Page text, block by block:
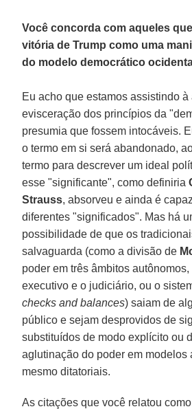
Você concorda com aqueles
vitória de Trump como uma
do modelo democrático
Eu acho que estamos assistindo à
evisceração dos princípios da
presumia que fossem intocáveis.
o termo em si será abandonado,
termo para descrever um ideal
esse "significante", como definiria
Strauss, absorveu e ainda é
diferentes "significados". Mas há
possibilidade de que os
salvaguarda (como a divisão de
poder em três âmbitos
executivo e o judiciário, ou o
checks and balances) saiam de
público e sejam desprovidos de
substituídos de modo explícito ou
aglutinação do poder em modelos
mesmo ditatoriais.
As citações que você relatou